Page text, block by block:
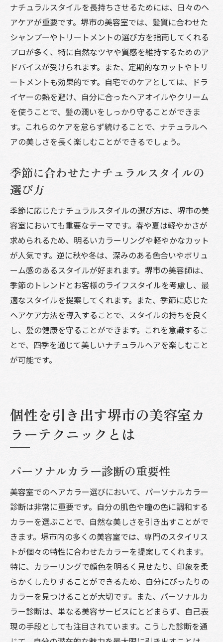
ナチュラルスタイルを長持ちさせるためには、日々のヘ
アケアが重要です。堺市の美容室では、髪質に合わせた
シャンプーやトリートメントの選び方を指南してくれる
プロが多く、特に自然なツヤや質感を維持するためのア
ドバイスが受けられます。また、定期的なカットやトリ
ートメントも効果的です。自宅でのケアとしては、ドラ
イヤーの熱を避け、自分に合ったヘアオイルやクリーム
を使うことで、髪の潤いをしっかり守ることができま
す。これらのケアを怠らず続けることで、ナチュラルヘ
アの美しさを長く楽しむことができるでしょう。
季節に合わせたナチュラルスタイルの
選び方
季節に応じたナチュラルスタイルの選び方は、堺市の美
容室においても重要なテーマです。春や夏は軽やかさが
求められるため、明るいカラーリングや軽やかなカット
が人気です。逆に秋や冬は、深みのある色合いやボリュ
ーム感のあるスタイルが好まれます。堺市の美容師は、
季節のトレンドとお客様のライフスタイルを考慮し、最
適なスタイルを提案してくれます。また、季節に応じた
ヘアケア方法を導入することで、スタイルの持ちを良く
し、髪の健康を守ることができます。これを意識するこ
とで、四季を通じて美しいナチュラルヘアを楽しむこと
が可能です。
個性を引き出す堺市の美容室カ
ラーテクニックとは
パーソナルカラー診断の重要性
美容室でのヘアカラー選びにおいて、パーソナルカラー
診断は非常に重要です。自分の肌色や瞳の色に調和する
カラーを選ぶことで、自然な美しさを引き出すことがで
きます。堺市内の多くの美容室では、専門のスタイリス
トが個々の特性に合わせたカラーを提案してくれます。
特に、カラーリングで顔色を明るく見せたり、印象を柔
らかくしたりすることができるため、自分にぴったりの
カラーを見つけることが大切です。また、パーソナルカ
ラー診断は、単なる美容サービスにとどまらず、自己表
現の手段としても注目されています。こうした診断を通